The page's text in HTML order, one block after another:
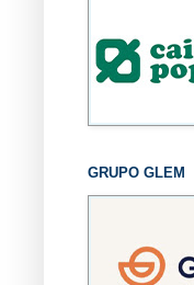
GRUPO GLEM